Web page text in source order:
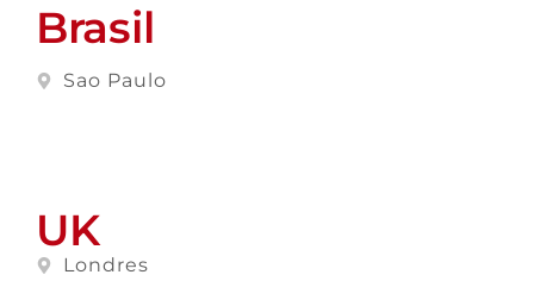
Brasil
Sao Paulo
UK
Londres